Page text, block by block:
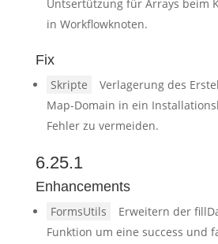
Untsertützung für Arrays beim
in Workflowknoten.
Fix
Skripte
Verlagerung des
Map-Domain in ein
Fehler zu vermeiden.
6.25.1
Enhancements
FormsUtils
Erweitern der
Funktion um eine success und